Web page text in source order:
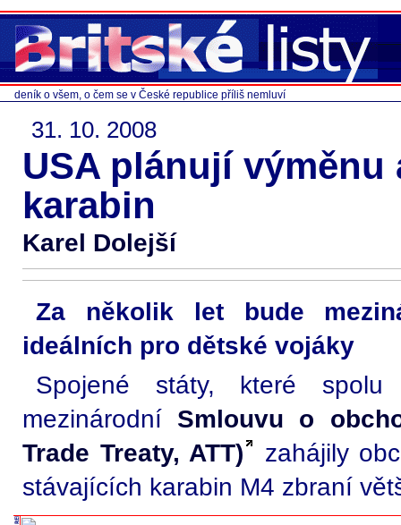
deník o všem, o čem se v České republice příliš nemluví
31. 10. 2008
USA plánují výměnu
karabin
Karel Dolejší
Za několik let bude
ideálních pro dětské vojáky
Spojené státy, které
mezinárodní Smlouvu o
Trade Treaty, ATT)
zahájily
stávajících karabin M4 zbraní